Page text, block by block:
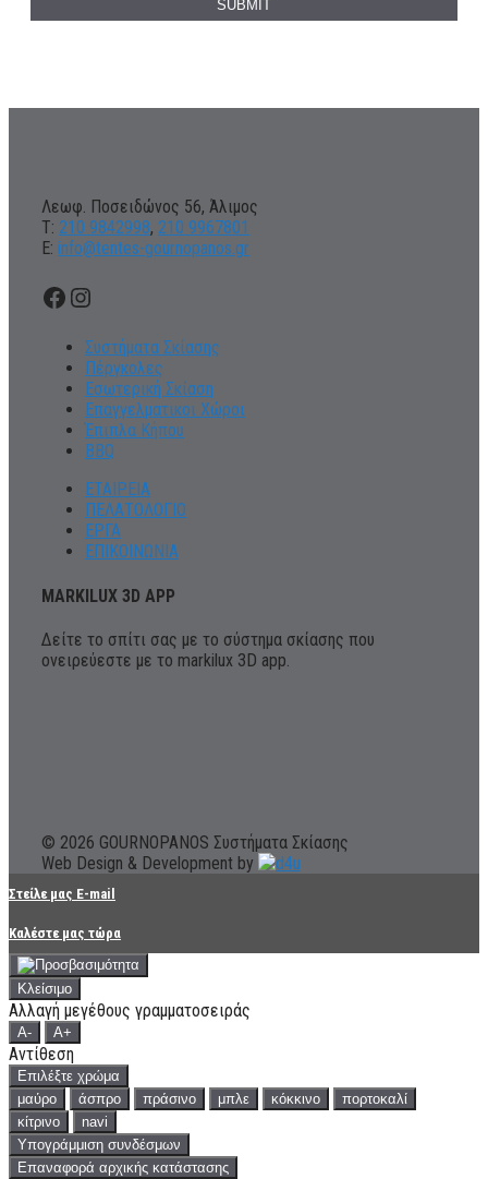
Λεωφ. Ποσειδώνος 56, Άλιμος
Τ: 210 9842998, 210 9967801
Ε: info@tentes-gournopanos.gr
Facebook
Instagram
Συστήματα Σκίασης
Πέργκολες
Εσωτερική Σκίαση
Επαγγελματικοι Χώροι
Έπιπλα Κήπου
BBQ
ΕΤΑΙΡΕΙΑ
ΠΕΛΑΤΟΛΟΓΙΟ
ΕΡΓΑ
ΕΠΙΚΟΙΝΩΝΙΑ
MARKILUX 3D APP
Δείτε το σπίτι σας με το σύστημα σκίασης που
ονειρεύεστε με το markilux 3D app.
© 2026 GOURNOPANOS Συστήματα Σκίασης
Web Design & Development by
Στείλε μας E-mail
Καλέστε μας τώρα
Κλείσιμο
Αλλαγή μεγέθους γραμματοσειράς
A- A+
Αντίθεση
Επιλέξτε χρώμα
μαύρο
άσπρο πράσινο μπλε κόκκινο
πορτοκαλί
κίτρινο
navi
Υπογράμμιση συνδέσμων
Επαναφορά αρχικής κατάστασης